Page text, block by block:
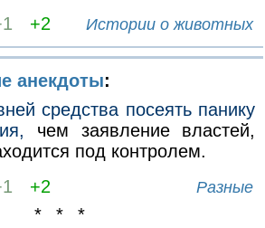
+2 Истории о животных
анекдоты:
средства посеять панику
чем заявление властей,
под контролем.
+2 Разные
* * *